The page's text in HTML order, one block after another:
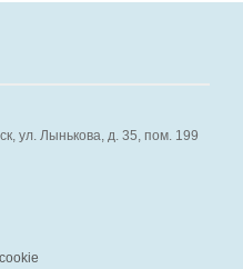
ул. Лынькова, д. 35, пом. 199